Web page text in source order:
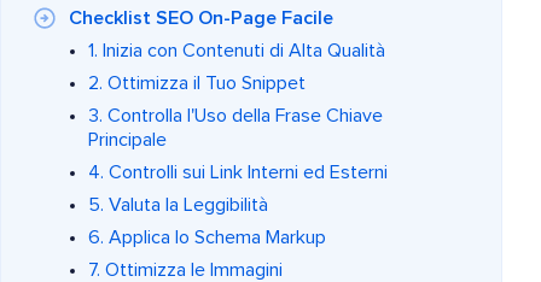
Checklist SEO On-Page Facile
1. Inizia con Contenuti di Alta Qualità
2. Ottimizza il Tuo Snippet
3. Controlla l'Uso della Frase Chiave
Principale
4. Controlli sui Link Interni ed Esterni
5. Valuta la Leggibilità
6. Applica lo Schema Markup
7. Ottimizza le Immagini